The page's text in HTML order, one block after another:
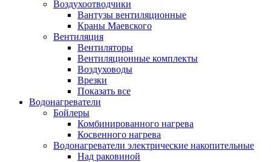
Воздухоотводчики
Вантузы вентиляционные
Краны Маевского
Вентиляция
Вентиляторы
Вентиляционные комплекты
Воздуховоды
Врезки
Показать все
Водонагреватели
Бойлеры
Комбинированного нагрева
Косвенного нагрева
Водонагреватели электрические накопительные
Над раковиной